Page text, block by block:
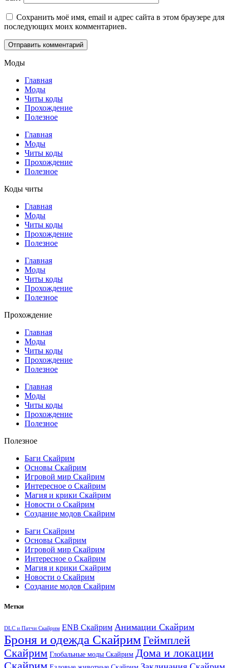
Сохранить моё имя, email и адрес сайта в этом браузере для
последующих моих комментариев.
Моды
Главная
Моды
Читы коды
Прохождение
Полезное
Главная
Моды
Читы коды
Прохождение
Полезное
Коды читы
Главная
Моды
Читы коды
Прохождение
Полезное
Главная
Моды
Читы коды
Прохождение
Полезное
Прохождение
Главная
Моды
Читы коды
Прохождение
Полезное
Главная
Моды
Читы коды
Прохождение
Полезное
Полезное
Баги Скайрим
Основы Скайрим
Игровой мир Скайрим
Интересное о Скайрим
Магия и крики Скайрим
Новости о Скайрим
Создание модов Скайрим
Баги Скайрим
Основы Скайрим
Игровой мир Скайрим
Интересное о Скайрим
Магия и крики Скайрим
Новости о Скайрим
Создание модов Скайрим
Метки
DLC и Патчи Скайрим ENB Скайрим Анимации Скайрим
Броня и одежда СкайримГеймплей
Скайрим Глобальные моды Скайрим Дома и локации